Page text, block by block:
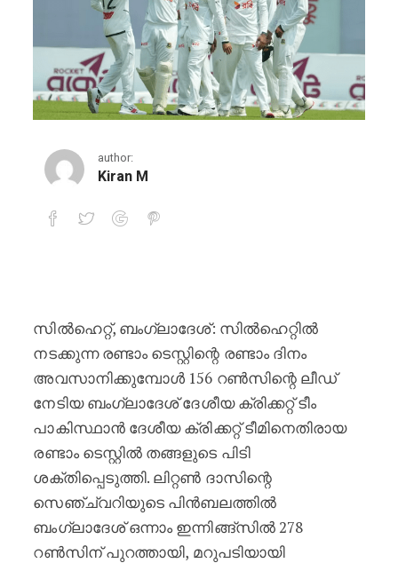
author:
Kiran M
സിൽഹെറ്റ്, ബംഗ്ലാദേശ്: സിൽഹെറ്റിൽ
നടക്കുന്ന രണ്ടാം ടെസ്റ്റിന്റെ രണ്ടാം ദിനം
അവസാനിക്കുമ്പോൾ 156 റൺസിന്റെ ലീഡ്
നേടിയ ബംഗ്ലാദേശ് ദേശീയ ക്രിക്കറ്റ് ടീം
പാകിസ്ഥാൻ ദേശീയ ക്രിക്കറ്റ് ടീമിനെതിരായ
രണ്ടാം ടെസ്റ്റിൽ തങ്ങളുടെ പിടി
ശക്തിപ്പെടുത്തി. ലിറ്റൺ ദാസിന്റെ
സെഞ്ച്വറിയുടെ പിൻബലത്തിൽ
ബംഗ്ലാദേശ് ഒന്നാം ഇന്നിങ്ങ്സിൽ 278
റൺസിന് പുറത്തായി, മറുപടിയായി